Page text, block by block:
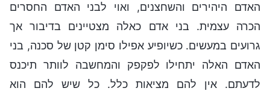
האדם היהירים והשחצנים, ואוי לבני האדם החסרים
הכרה עצמית. בני אדם כאלה מצטיינים בדיבור אך
גרועים במעשים. כשיופיע אפילו סימן קטן של סכנה, בני
האדם האלה יתחילו לפקפק והמחשבה לוותר תיכנס
לדעתם. אין להם מציאות כלל. כל שיש להם הוא